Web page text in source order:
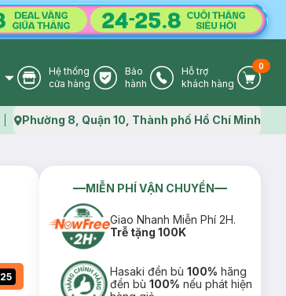
Store Icon
Hệ thống
cửa hàng
Warranty Icon
Bảo
hành
Phone Icon
Hỗ trợ
khách hàng
Cart
0
Map icon
Phường 8, Quận 10, Thành phố Hồ Chí Minh
24
MIỄN PHÍ VẬN CHUYỂN
Giao Nhanh Miễn Phí 2H.
Trễ tặng 100K
Hasaki đền bù100% hãng
đền bù100% nếu phát hiện